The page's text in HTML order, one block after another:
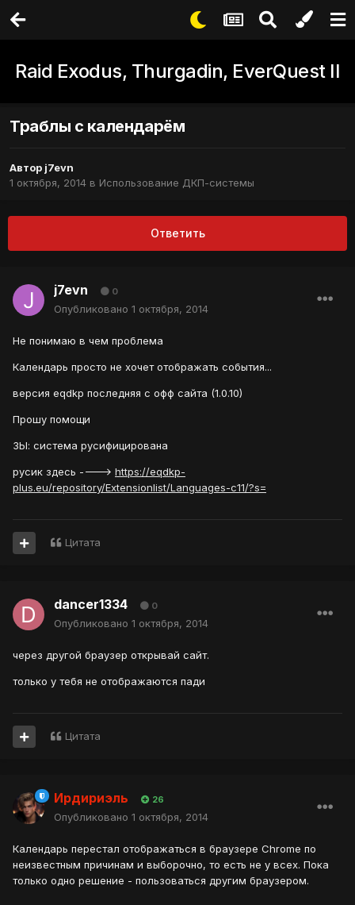
Raid Exodus, Thurgadin, EverQuest II
Траблы с календарём
Автор j7evn
1 октября, 2014 в Использование ДКП-системы
Ответить
j7evn 0
Опубликовано 1 октября, 2014
Не понимаю в чем проблема
Календарь просто не хочет отображать события...
версия eqdkp последняя с офф сайта (1.0.10)
Прошу помощи
ЗЫ: система русифицирована
русик здесь ----> https://eqdkp-
plus.eu/repository/Extensionlist/Languages-c11/?s=
Цитата
dancer1334 0
Опубликовано 1 октября, 2014
через другой браузер открывай сайт.
только у тебя не отображаются пади
Цитата
Ирдириэль 26
Опубликовано 1 октября, 2014
Календарь перестал отображаться в браузере Chrome по
неизвестным причинам и выборочно, то есть не у всех. Пока
только одно решение - пользоваться другим браузером.